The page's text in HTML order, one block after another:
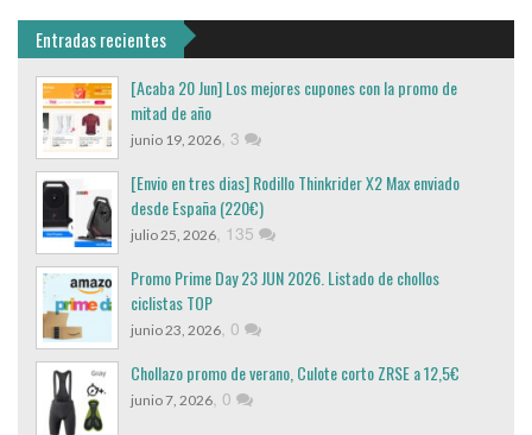
Entradas recientes
[Acaba 20 Jun] Los mejores cupones con la promo de
mitad de año
junio 19, 2026, 3
[Envio en tres dias] Rodillo Thinkrider X2 Max enviado
desde España (220€)
julio 25, 2026, 135
Promo Prime Day 23 JUN 2026. Listado de chollos
ciclistas TOP
junio 23, 2026, 0
Chollazo promo de verano, Culote corto ZRSE a 12,5€
junio 7, 2026, 0